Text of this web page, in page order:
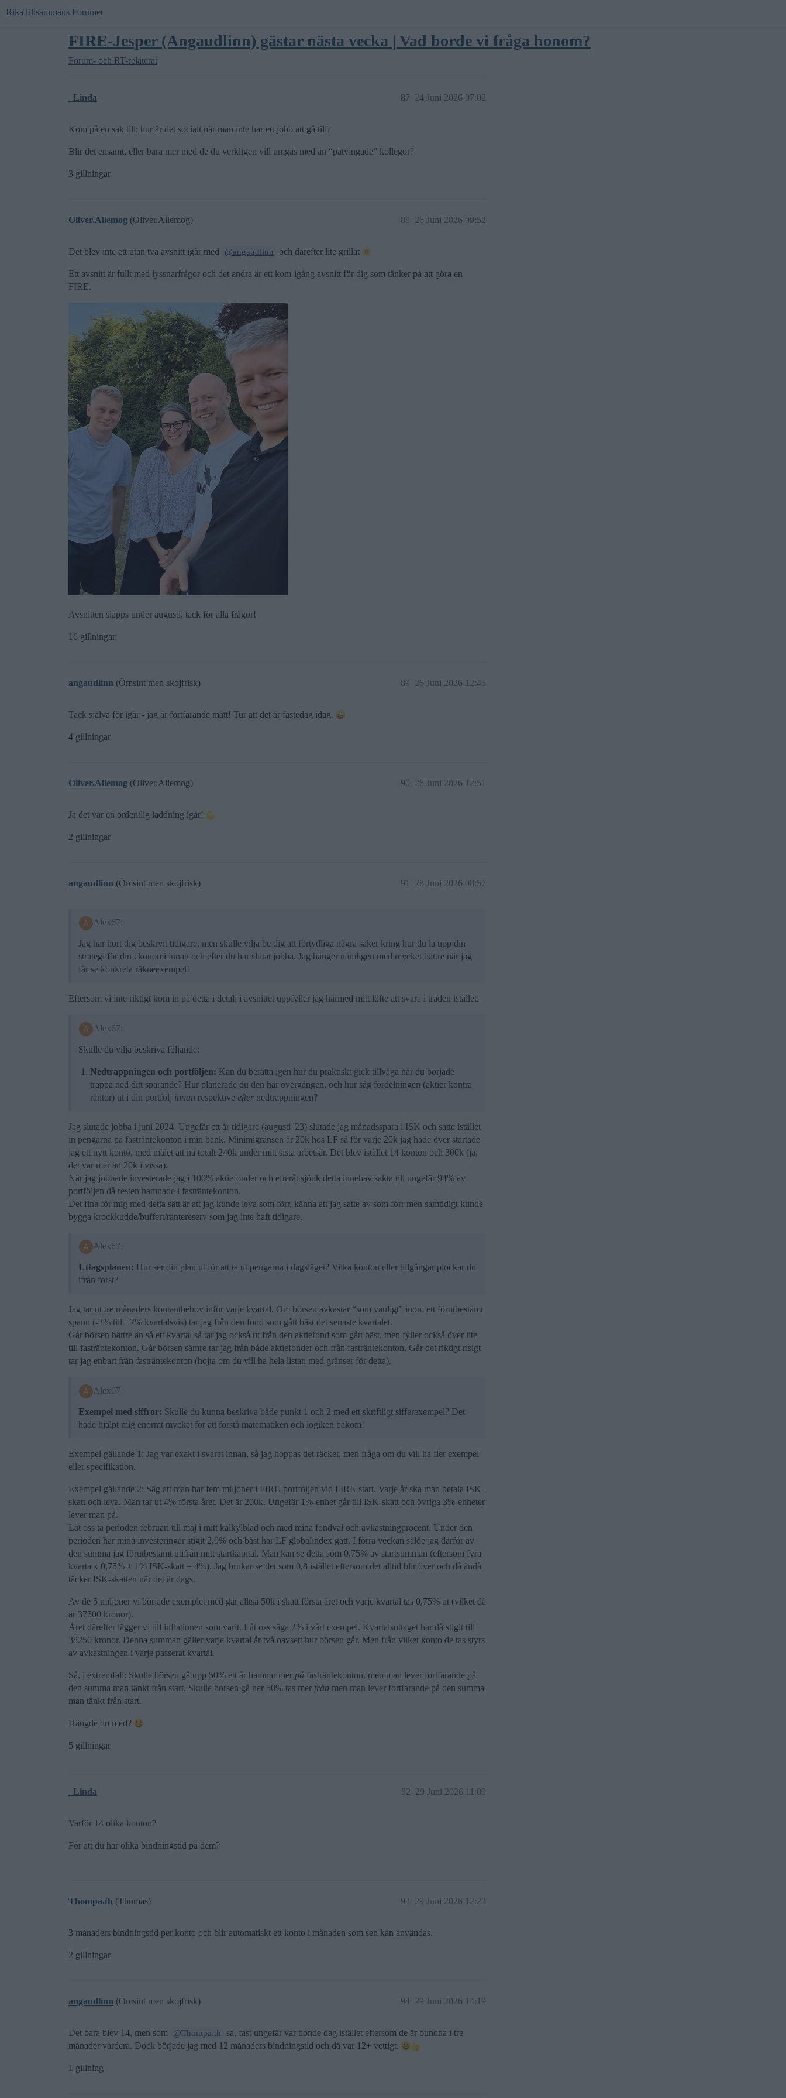
RikaTillsammans Forumet
FIRE-Jesper (Angaudlinn) gästar nästa vecka | Vad borde vi fråga honom?
Forum- och RT-relaterat
_Linda 24 Juni 2026 07:02
87
Kom på en sak till; hur är det socialt när man inte har ett jobb att gå till?
Blir det ensamt, eller bara mer med de du verkligen vill umgås med än “påtvingade” kollegor?
3 gillningar
Oliver.Allemog (Oliver.Allemog) 26 Juni 2026 09:52
88
Det blev inte ett utan två avsnitt igår med @angaudlinn och därefter lite grillat
Ett avsnitt är fullt med lyssnarfrågor och det andra är ett kom-igång avsnitt för dig som tänker på att göra en
FIRE.
Avsnitten släpps under augusti, tack för alla frågor!
16 gillningar
angaudlinn (Ömsint men skojfrisk) 26 Juni 2026 12:45
89
Tack själva för igår - jag är fortfarande mätt! Tur att det är fastedag idag.
4 gillningar
Oliver.Allemog (Oliver.Allemog) 26 Juni 2026 12:51
90
Ja det var en ordentlig laddning igår!
2 gillningar
angaudlinn (Ömsint men skojfrisk) 28 Juni 2026 08:57
91
Alex67:
Jag har hört dig beskrvit tidigare, men skulle vilja be dig att förtydliga några saker kring hur du la upp din
strategi för din ekonomi innan och efter du har slutat jobba. Jag hänger nämligen med mycket bättre när jag
får se konkreta räkneexempel!
Eftersom vi inte riktigt kom in på detta i detalj i avsnittet uppfyller jag härmed mitt löfte att svara i tråden istället:
Alex67:
Skulle du vilja beskriva följande:
Nedtrappningen och portföljen: Kan du berätta igen hur du praktiskt gick tillväga när du började
trappa ned ditt sparande? Hur planerade du den här övergången, och hur såg fördelningen (aktier kontra
räntor) ut i din portfölj innan respektive efter nedtrappningen?
Jag slutade jobba i juni 2024. Ungefär ett år tidigare (augusti '23) slutade jag månadsspara i ISK och satte istället
in pengarna på fasträntekonton i min bank. Minimigränsen är 20k hos LF så för varje 20k jag hade över startade
jag ett nytt konto, med målet att nå totalt 240k under mitt sista arbetsår. Det blev istället 14 konton och 300k (ja,
det var mer än 20k i vissa).
När jag jobbade investerade jag i 100% aktiefonder och efteråt sjönk detta innehav sakta till ungefär 94% av
portföljen då resten hamnade i fasträntekonton.
Det fina för mig med detta sätt är att jag kunde leva som förr, känna att jag satte av som förr men samtidigt kunde
bygga krockkudde/buffert/räntereserv som jag inte haft tidigare.
Alex67:
Uttagsplanen: Hur ser din plan ut för att ta ut pengarna i dagsläget? Vilka konton eller tillgångar plockar du
ifrån först?
Jag tar ut tre månaders kontantbehov inför varje kvartal. Om börsen avkastar “som vanligt” inom ett förutbestämt
spann (-3% till +7% kvartalsvis) tar jag från den fond som gått bäst det senaste kvartalet.
Går börsen bättre än så ett kvartal så tar jag också ut från den aktiefond som gått bäst, men fyller också över lite
till fasträntekonton. Går börsen sämre tar jag från både aktiefonder och från fasträntekonton. Går det riktigt risigt
tar jag enbart från fasträntekonton (hojta om du vill ha hela listan med gränser för detta).
Alex67:
Exempel med siffror: Skulle du kunna beskriva både punkt 1 och 2 med ett skriftligt sifferexempel? Det
hade hjälpt mig enormt mycket för att förstå matematiken och logiken bakom!
Exempel gällande 1: Jag var exakt i svaret innan, så jag hoppas det räcker, men fråga om du vill ha fler exempel
eller specifikation.
Exempel gällande 2: Säg att man har fem miljoner i FIRE-portföljen vid FIRE-start. Varje år ska man betala ISK-
skatt och leva. Man tar ut 4% första året. Det är 200k. Ungefär 1%-enhet går till ISK-skatt och övriga 3%-enheter
lever man på.
Låt oss ta perioden februari till maj i mitt kalkylblad och med mina fondval och avkastningprocent. Under den
perioden har mina investeringar stigit 2,9% och bäst har LF globalindex gått. I förra veckan sålde jag därför av
den summa jag förutbestämt utifrån mitt startkapital. Man kan se detta som 0,75% av startsumman (eftersom fyra
kvarta x 0,75% + 1% ISK-skatt = 4%). Jag brukar se det som 0,8 istället eftersom det alltid blir över och då ändå
täcker ISK-skatten när det är dags.
Av de 5 miljoner vi började exemplet med går alltså 50k i skatt första året och varje kvartal tas 0,75% ut (vilket då
är 37500 kronor).
Året därefter lägger vi till inflationen som varit. Låt oss säga 2% i vårt exempel. Kvartalsuttaget har då stigit till
38250 kronor. Denna summan gäller varje kvartal år två oavsett hur börsen går. Men från vilket konto de tas styrs
av avkastningen i varje passerat kvartal.
Så, i extremfall: Skulle börsen gå upp 50% ett år hamnar mer på fasträntekonton, men man lever fortfarande på
den summa man tänkt från start. Skulle börsen gå ner 50% tas mer från men man lever fortfarande på den summa
man tänkt från start.
Hängde du med?
5 gillningar
_Linda 29 Juni 2026 11:09
92
Varför 14 olika konton?
För att du har olika bindningstid på dem?
Thompa.th (Thomas) 29 Juni 2026 12:23
93
3 månaders bindningstid per konto och blir automatiskt ett konto i månaden som sen kan användas.
2 gillningar
angaudlinn (Ömsint men skojfrisk) 29 Juni 2026 14:19
94
Det bara blev 14, men som @Thompa.th
sa, fast ungefär var tionde dag istället eftersom de är bundna i tre
månader vardera. Dock började jag med 12 månaders bindningstid och då var 12+ vettigt.
1 gillning